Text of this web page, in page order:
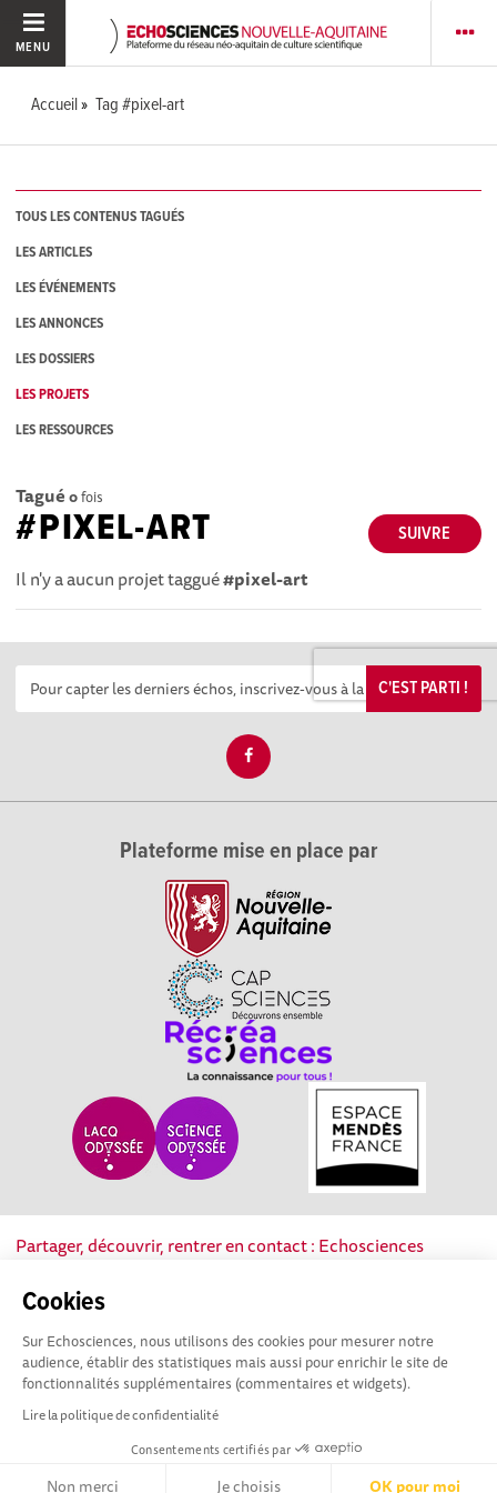
Cookies
Sur Echosciences, nous utilisons des cookies pour mesurer notre
audience, établir des statistiques mais aussi pour enrichir le site de
fonctionnalités supplémentaires (commentaires et widgets).
Lire la politique de confidentialité
Consentements certifiés par
Non merci Je choisis OK pour moi
MENU
Accueil Tag #pixel-art
TOUS LES CONTENUS TAGUÉS
LES ARTICLES
LES ÉVÉNEMENTS
LES ANNONCES
LES DOSSIERS
LES PROJETS
LES RESSOURCES
Tagué 0fois
SUIVRE
#PIXEL-ART
Il n'y a aucun projet taggué#pixel-art
C'EST PARTI !
Plateforme mise en place par
Partager, découvrir, rentrer en contact : Echosciences
culture scientifique, technique et industrielle de la région.
Mentions légales|Politique de confidentialité|CGU
|Ligne éditoriale